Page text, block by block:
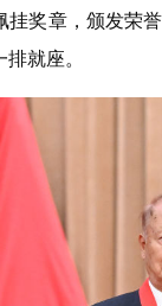
挂奖章，颁发荣
就座。